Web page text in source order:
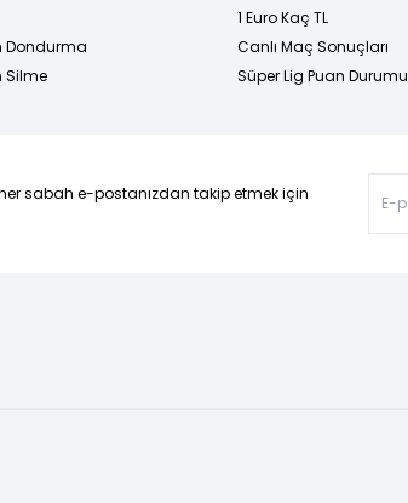
Silme
1 Euro Kaç TL
Canlı Maç Sonuçları
Süper Lig Puan Durumu
sabah e-postanızdan takip etmek için